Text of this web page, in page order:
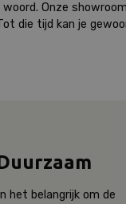
Onze
die tijd kan je
het belangrijk om de